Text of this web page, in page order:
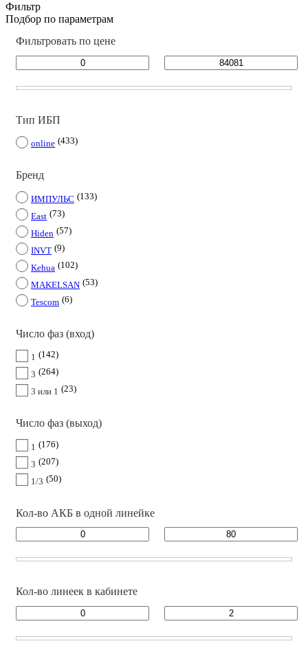
Фильтр
Подбор по параметрам
Фильтровать по цене
Тип ИБП
online 433
Бренд
ИМПУЛЬС
133
East 73
Hiden 57
INVT 9
Kehua
102
MAKELSAN 53
Tescom 6
Число фаз (вход)
1
142
3 264
3 или 1 23
Число фаз (выход)
1
176
3 207
1/3 50
Кол-во АКБ в одной линейке
Кол-во линеек в кабинете